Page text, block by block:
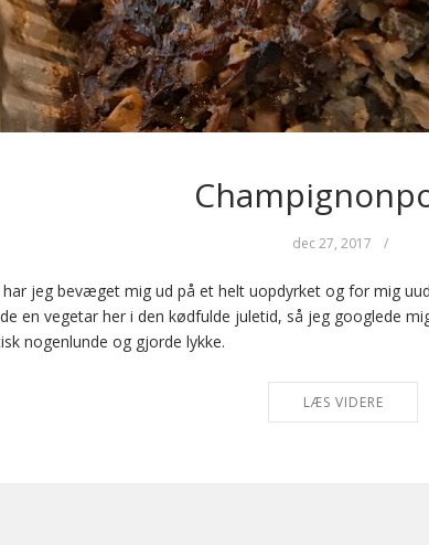
dec 27, 2017 /
har jeg bevæget mig ud på et helt uopdyrket og for mig
en vegetar her i den kødfulde juletid, så jeg googlede
nogenlunde og gjorde lykke.
LÆS VIDERE